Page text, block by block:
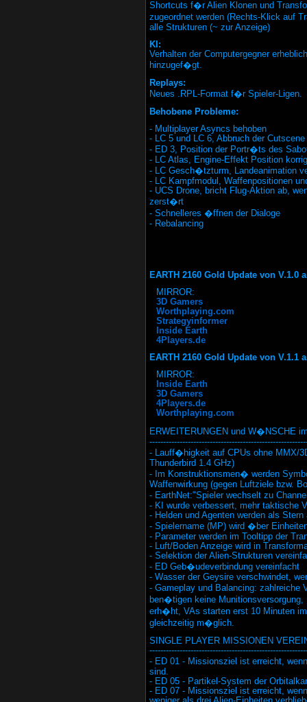
Shortcuts f�r Alien Klonen und
zugeordnet werden (Rechts-Klick auf
alle Strukturen (~ zur Anzeige)
KI:
Verhalten der Computergegner
hinzugef�gt.
Replays:
Neues .RPL-Format f�r Spieler-Ligen.
Behobene Probleme:
- Multiplayer Asyncs behoben
- LC 5 und LC 6, Abbruch der
- ED 3, Position der Portr�ts des
- LC Atlas, Engine-Effekt Position
- LC Gesch�tzturm, Landeanimation
- LC Kampfmodul, Waffenpositionen
- UCS Drone, bricht Flug-Aktion ab,
zerst�rt
- Schnelleres �ffnen der Dialoge
- Rebalancing
EARTH 2160 Gold Update von V.1.0
MIRROR:
3D Gamers
Worthplaying.com
Strategyinformer
Inside Earth
4Players.de
EARTH 2160 Gold Update von V.1.1
MIRROR:
Inside Earth
3D Gamers
4Players.de
Worthplaying.com
ERWEITERUNGEN und W�NSCHE
- Lauff�higkeit auf CPUs ohne MMX/
Thunderbird 1.4 GHz)
- Im Konstruktionsmen� werden
Waffenwirkung (gegen Luftziele bzw.
- EarthNet:"Spieler wechselt zu
- KI wurde verbessert, mehr taktische
- Helden und Agenten werden als
- Spielername (MP) wird �ber
- Parameter werden im Tooltipp der
- Luft/Boden Anzeige wird in
- Selektion der Alien-Strukturen
- ED Geb�udeverbindung vereinfacht
- Wasser der Geysire verschwindet,
- Gameplay und Balancing:
ben�tigen keine
erh�ht, VAs starten erst 10 Minuten
gleichzeitig m�glich.
SINGLE PLAYER MISSIONEN
- ED 01 - Missionsziel ist erreicht,
sind.
- ED 05 - Partikel-System der
- ED 07 - Missionsziel ist erreicht,